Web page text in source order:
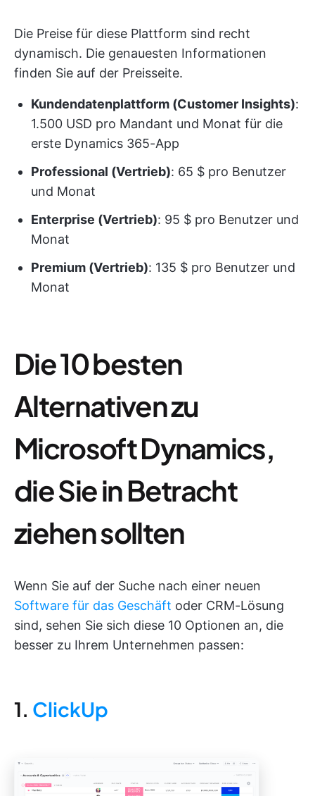
Die Preise für diese Plattform sind recht
dynamisch. Die genauesten Informationen
finden Sie auf der Preisseite.
Kundendatenplattform (Customer Insights):
1.500 USD pro Mandant und Monat für die
erste Dynamics 365-App
Professional (Vertrieb): 65 $ pro Benutzer
und Monat
Enterprise (Vertrieb): 95 $ pro Benutzer und
Monat
Premium (Vertrieb): 135 $ pro Benutzer und
Monat
Die 10 besten
Alternativen zu
Microsoft Dynamics,
die Sie in Betracht
ziehen sollten
Wenn Sie auf der Suche nach einer neuen
Software für das Geschäft oder CRM-Lösung
sind, sehen Sie sich diese 10 Optionen an, die
besser zu Ihrem Unternehmen passen:
1. ClickUp